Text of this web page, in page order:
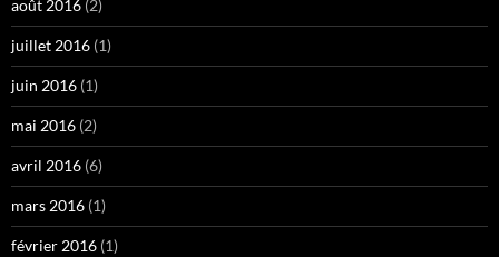
août 2016 (2)
juillet 2016 (1)
juin 2016 (1)
mai 2016 (2)
avril 2016 (6)
mars 2016 (1)
février 2016 (1)